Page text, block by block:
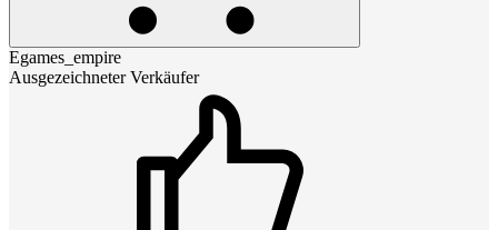
Egames_empire
Ausgezeichneter Verkäufer